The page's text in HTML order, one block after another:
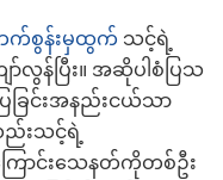
က်စွန်းမှထွက် သင့်ရဲ့
လွန်ပြီး။ အဆိုပါစံပြသ
ြင်းအနည်းငယ်သာ
ည်းသင့်ရဲ့
ာင်းသေနတ်ကိုတစ်ဦး